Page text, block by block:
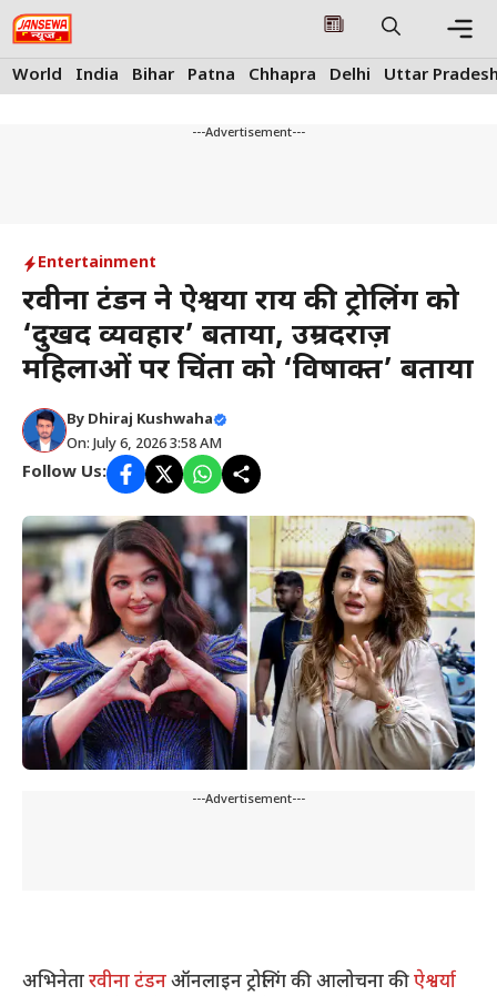
Skip
to
content
World India Bihar Patna Chhapra Delhi Uttar
---Advertisement---
Entertainment
रवीना टंडन ने ऐश्वर्या राय की ट्रोलिंग को
‘दुखद व्यवहार’ बताया, उम्रदराज़
महिलाओं पर चिंता को ‘विषाक्त’ बताया
By Dhiraj Kushwaha
On: July 6, 2026 3:58 AM
Follow Us:
---Advertisement---
अभिनेतारवीना टंडनऑनलाइन ट्रोलिंग की आलोचना कीऐश्वर्या